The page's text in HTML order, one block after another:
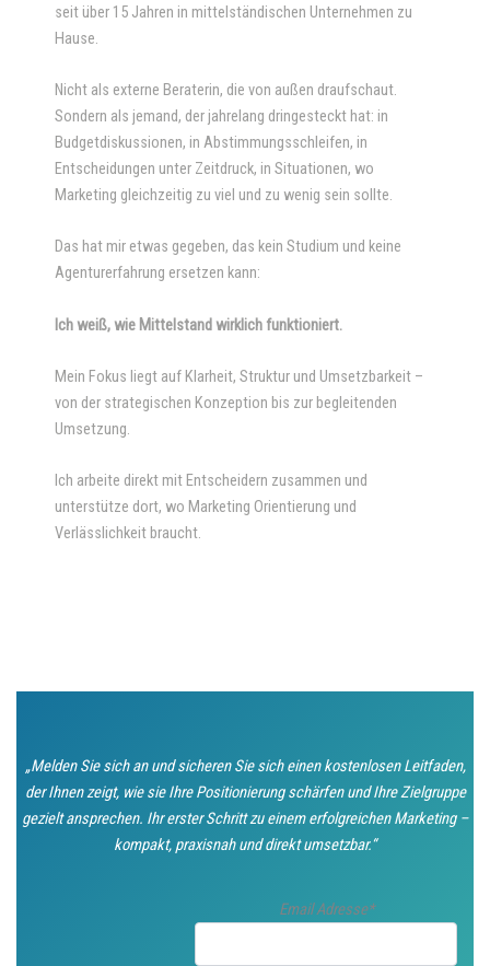
seit über 15 Jahren in mittelständischen Unternehmen zu
Hause.
Nicht als externe Beraterin, die von außen draufschaut.
Sondern als jemand, der jahrelang dringesteckt hat: in
Budgetdiskussionen, in Abstimmungsschleifen, in
Entscheidungen unter Zeitdruck, in Situationen, wo
Marketing gleichzeitig zu viel und zu wenig sein sollte.
Das hat mir etwas gegeben, das kein Studium und keine
Agenturerfahrung ersetzen kann:
Ich weiß, wie Mittelstand wirklich funktioniert.
Mein Fokus liegt auf Klarheit, Struktur und Umsetzbarkeit –
von der strategischen Konzeption bis zur begleitenden
Umsetzung.
Ich arbeite direkt mit Entscheidern zusammen und
unterstütze dort, wo Marketing Orientierung und
Verlässlichkeit braucht.
„Melden Sie sich an und sicheren Sie sich einen kostenlosen Leitfaden,
der Ihnen zeigt, wie sie Ihre Positionierung schärfen und Ihre Zielgruppe
gezielt ansprechen. Ihr erster Schritt zu einem erfolgreichen Marketing –
kompakt, praxisnah und direkt umsetzbar.“
Email Adresse*